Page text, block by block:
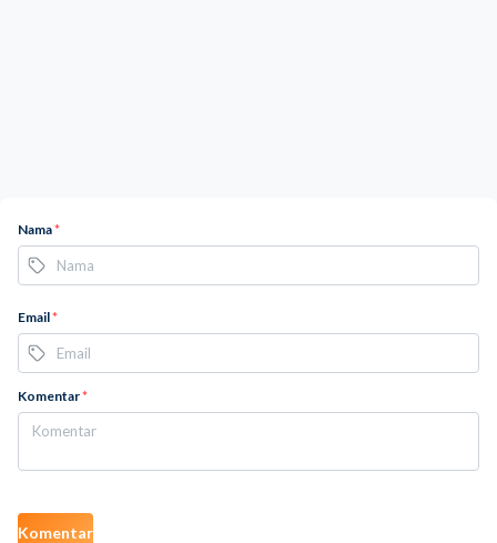
Nama*
Email*
Komentar*
Komentar